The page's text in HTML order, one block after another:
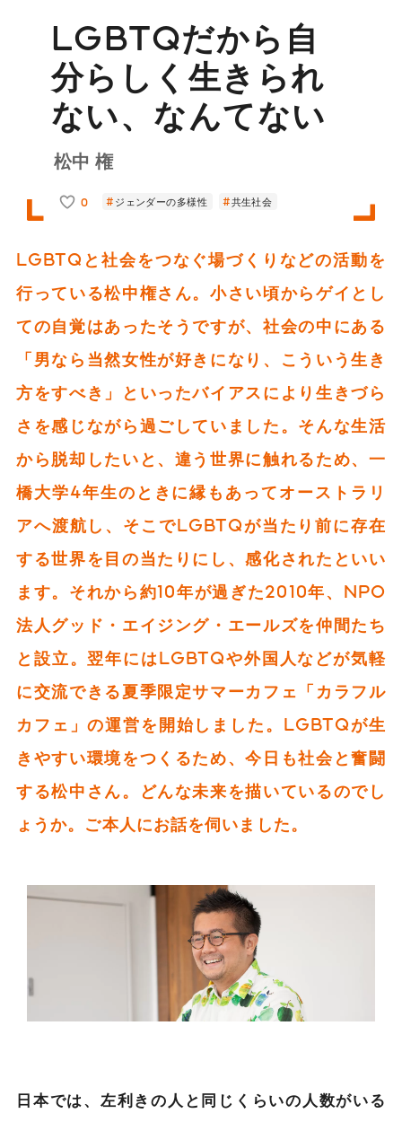
LGBTQだから自
分らしく生きられ
ない、なんてない
松中 権
0 ジェンダーの多様性 共生社会
LGBTQと社会をつなぐ場づくりなどの活動を
行っている松中権さん。小さい頃からゲイとし
ての自覚はあったそうですが、社会の中にある
「男なら当然女性が好きになり、こういう生き
方をすべき」といったバイアスにより生きづら
さを感じながら過ごしていました。そんな生活
から脱却したいと、違う世界に触れるため、一
橋大学4年生のときに縁もあってオーストラリ
アへ渡航し、そこでLGBTQが当たり前に存在
する世界を目の当たりにし、感化されたといい
ます。それから約10年が過ぎた2010年、NPO
法人グッド・エイジング・エールズを仲間たち
と設立。翌年にはLGBTQや外国人などが気軽
に交流できる夏季限定サマーカフェ「カラフル
カフェ」の運営を開始しました。LGBTQが生
きやすい環境をつくるため、今日も社会と奮闘
する松中さん。どんな未来を描いているのでし
ょうか。ご本人にお話を伺いました。
日本では、左利きの人と同じくらいの人数がいる